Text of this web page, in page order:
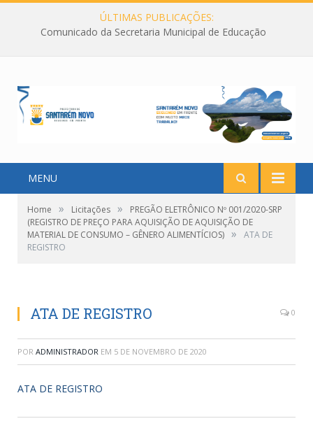
ÚLTIMAS PUBLICAÇÕES:
Comunicado da Secretaria Municipal de Educação
MENU
Home » Licitações »
PREGÃO ELETRÔNICO Nº 001/2020-SRP
(REGISTRO DE PREÇO PARA AQUISIÇÃO DE AQUISIÇÃO DE
MATERIAL DE CONSUMO – GÊNERO ALIMENTÍCIOS) »
ATA DE
REGISTRO
ATA DE REGISTRO 0
POR ADMINISTRADOR EM 5 DE NOVEMBRO DE 2020
ATA DE REGISTRO